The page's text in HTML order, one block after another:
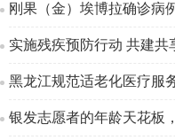
刚果（金）埃博拉确诊病
实施残疾预防行动 共建共
黑龙江规范适老化医疗服
银发志愿者的年龄天花板